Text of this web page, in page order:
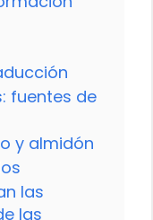
fuentes de
y almidón
las
las